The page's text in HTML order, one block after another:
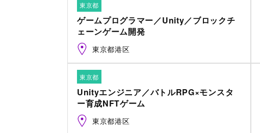
東京都
ゲームプログラマー／Unity／ブロックチ
ェーンゲーム開発
東京都港区
東京都
Unityエンジニア／バトルRPG×モンスタ
ー育成NFTゲーム
東京都港区